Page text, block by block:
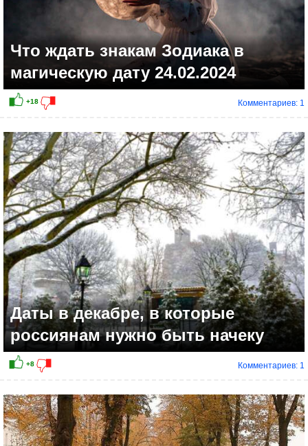
+12
Что ждать знакам Зодиака в
магическую дату 24.02.2024
Комментариев: 1
Даты в декабре, в которые
россиянам нужно быть начеку
Комментариев: 1